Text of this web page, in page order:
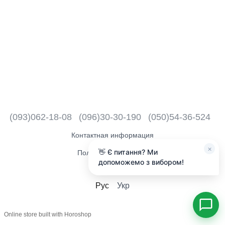
(093)062-18-08 (096)30-30-190 (050)54-36-524
Контактная информация
Полная версия сайта
Рус Укр
Online store built with Horoshop
×
👋 Є питання? Ми
допоможемо з вибором!